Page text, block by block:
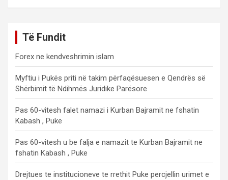
Të Fundit
Forex ne kendveshrimin islam
Myftiu i Pukës priti në takim përfaqësuesen e Qendrës së
Shërbimit të Ndihmës Juridike Parësore
Pas 60-vitesh falet namazi i Kurban Bajramit ne fshatin
Kabash , Puke
Pas 60-vitesh u be falja e namazit te Kurban Bajramit ne
fshatin Kabash , Puke
Drejtues te institucioneve te rrethit Puke percjellin urimet e